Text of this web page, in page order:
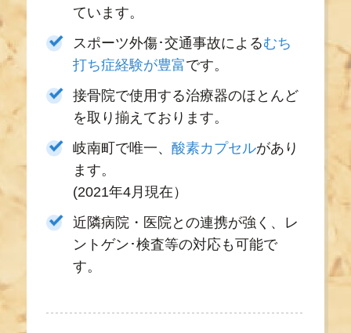
ています。
スポーツ外傷･交通事故によるむち
打ち症経験が豊富です。
接骨院で使用する治療器のほとんど
を取り揃えております。
岐南町で唯一、 酸素カプセルがあり
ます。
(2021年4月現在）
近隣病院・医院との連携が強く、レ
ントゲン･検査等の対応も可能で
す。